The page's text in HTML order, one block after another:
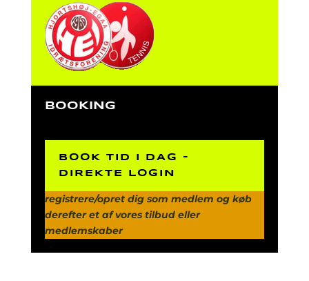
BOOKING
BOOK TID I DAG -
DIREKTE LOGIN
registrere/opret dig som medlem og køb
derefter et af vores tilbud eller
medlemskaber